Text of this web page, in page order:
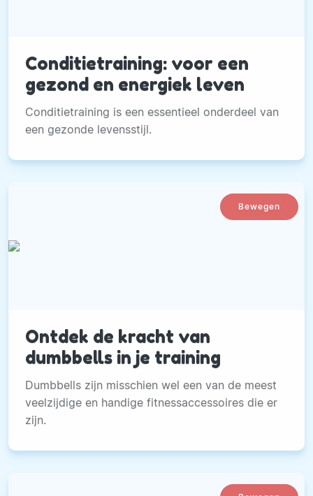
Conditietraining: voor een
gezond en energiek leven
Conditietraining is een essentieel onderdeel van
een gezonde levensstijl.
Bewegen
Ontdek de kracht van
dumbbells in je training
Dumbbells zijn misschien wel een van de meest
veelzijdige en handige fitnessaccessoires die er
zijn.